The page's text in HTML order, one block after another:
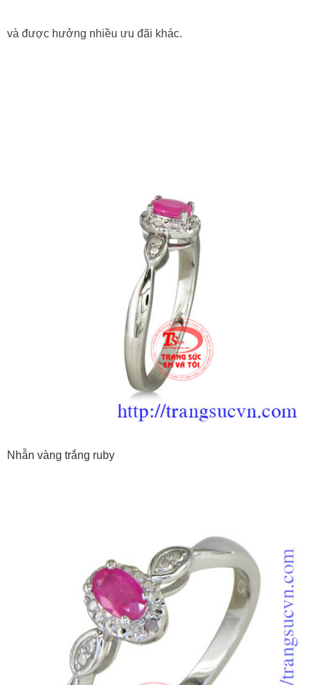
và được hưởng nhiều ưu đãi khác.
Nhẫn vàng trắng ruby